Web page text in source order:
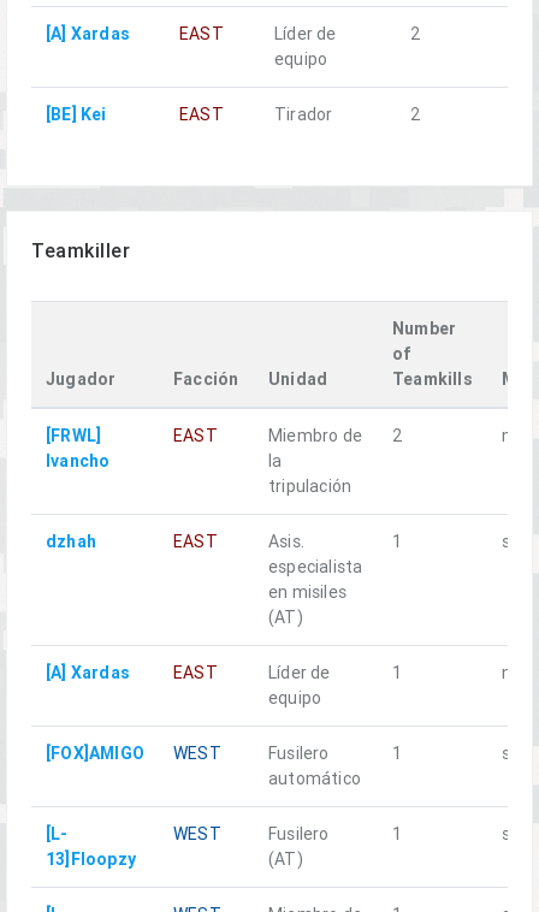
[A] Xardas EAST
Líder de
equipo
2
[BE] Kei EAST Tirador 2
Teamkiller
Jugador Facción Unidad
Number
of
Teamkills
[FRWL]
Ivancho
EAST
Miembro de
la
tripulación
2 no
dzhah EAST
Asis.
especialista
en misiles
(AT)
1 sí
[A] Xardas EAST
Líder de
equipo
1 no
[FOX]AMIGO WEST
Fusilero
automático
1 sí
[L-
13]Floopzy
WEST
Fusilero
(AT)
1 sí